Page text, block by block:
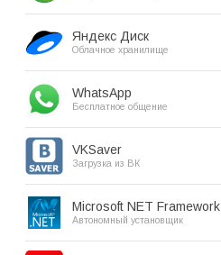
Яндекс Диск
Облачное хранилище
WhatsApp
Бесплатное общение
VKSaver
Загрузка из ВК
Microsoft NET Framework
Автономный установщик